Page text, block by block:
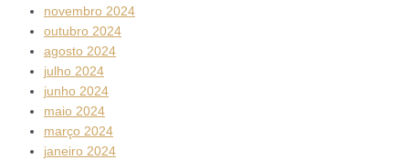
novembro 2024
outubro 2024
agosto 2024
julho 2024
junho 2024
maio 2024
março 2024
janeiro 2024